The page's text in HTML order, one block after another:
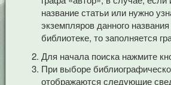
название статьи или нужно
экземпляров данного
библиотеке, то заполняется
Для начала поиска нажмите
При выборе
отображаются следующие